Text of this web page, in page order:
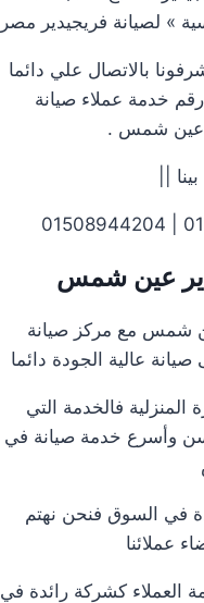
» لصيانة فريجيدير مصر
بالاتصال علي دائما
خدمة عملاء صيانة
عين شمس .
||
عين شمس
شمس مع مركز صيانة
عالية الجودة دائما
فالخدمة التي
وأسرع خدمة صيانة في
في السوق فنحن نهتم
عملائنا
العملاء كشركة رائدة في